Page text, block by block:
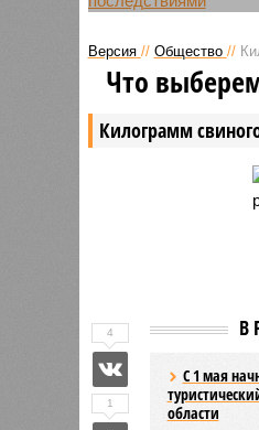
В Кирове жители
затянувшийся
ремонт и его
региональном
на их претензии не
Версия // Общество //
Килограмм
Что
В
С 1 мая
области
4
1